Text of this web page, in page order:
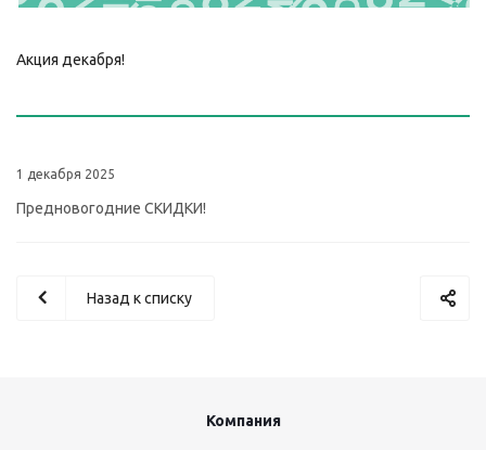
Акция декабря!
1 декабря 2025
Предновогодние СКИДКИ!
Назад к списку
Компания